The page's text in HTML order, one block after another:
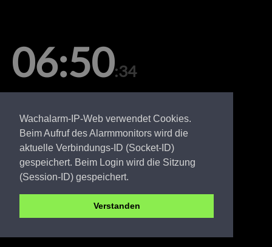
Wachalarm-IP-Web verwendet Cookies.
Beim Aufruf des Alarmmonitors wird die
aktuelle Verbindungs-ID (Socket-ID)
gespeichert. Beim Login wird die Sitzung
(Session-ID) gespeichert.
Verstanden
06:50:34
EE FW Sorno